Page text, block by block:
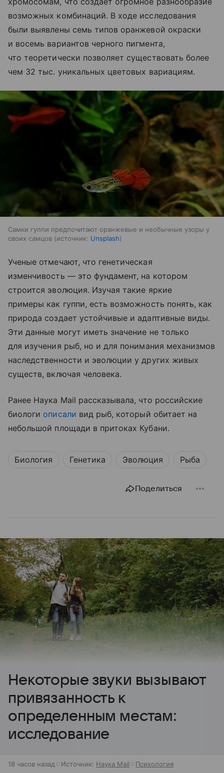
возможных комбинаций. В ходе исследования
были выявлены семь типов оранжевой окраски
и восемь вариантов черного пигмента,
что теоретически позволяет существовать более
чем 32 тыс. уникальных цветовых вариациям.
Самки гуппи предпочитают оранжевые и необычные узоры у
своих самцов
источник: Unsplash
Ученые отмечают, что генетическая
изменчивость — это фундамент, на котором
строится эволюция. Изучая такие яркие
примеры как гуппи, есть возможность понять, как
природа создает устойчивые и адаптивные виды.
Эти данные могут иметь значение не только
для изучения рыб, но и для понимания механизмов
наследственности и эволюции у других живых
существ, включая человека.
Ранее Наука Mail рассказывала, что российские
биологи описали вид рыб, который обитает на
небольшой площади в притоках Кубани.
Биология Генетика Эволюция Рыба
Поделиться
Некоторые звуки вызывают
привязанность к
определенным местам:
исследование
18 часов назад Источник: Наука Mail Психология